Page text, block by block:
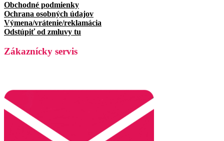
Obchodné podmienky
Ochrana osobných údajov
Výmena/vrátenie/reklamácia
Odstúpiť od zmluvy tu
Zákaznícky servis